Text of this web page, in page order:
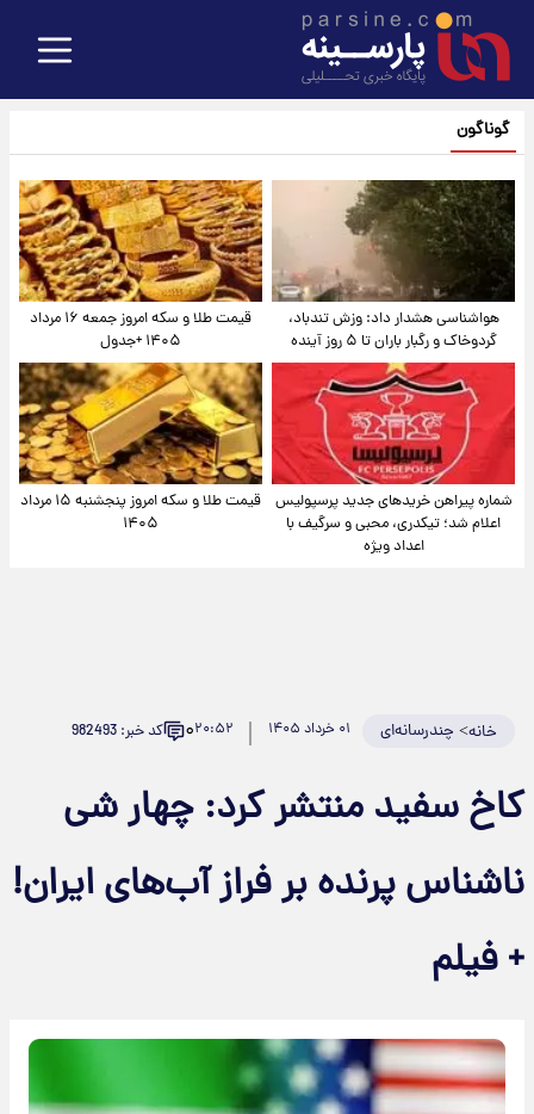
گوناگون
هواشناسی هشدار داد: وزش تندباد،
گردوخاک و رگبار باران تا ۵ روز آینده
قیمت طلا و سکه امروز جمعه ۱۶ مرداد
۱۴۰۵ +جدول
شماره پیراهن خریدهای جدید پرسپولیس
اعلام شد؛ تیکدری، محبی و سرگیف با
اعداد ویژه
قیمت طلا و سکه امروز پنجشنبه ۱۵ مرداد
۱۴۰۵
خانه> چندرسانه‌ای ۰۱ خرداد ۱۴۰۵ ۲۰:۵۲۰ کد خبر: 982493
کاخ سفید منتشر کرد: چهار شی
ناشناس پرنده بر فراز آب‌های ایران!
+ فیلم